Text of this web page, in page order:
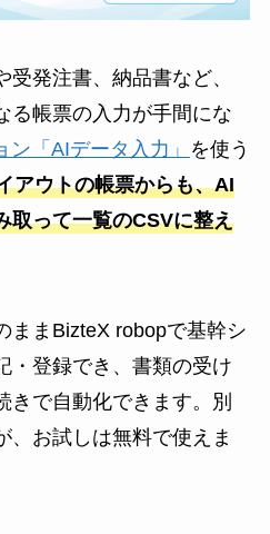
発注書、納品書など、
る帳票の入力が手間にな
ン「AIデータ入力」 を使う
アウトの帳票からも、AI
取って一覧のCSVに整え
ままBizteX robopで基幹シ
・登録でき、書類の受け
きで自動化できます。別
、お試しは無料で使えま